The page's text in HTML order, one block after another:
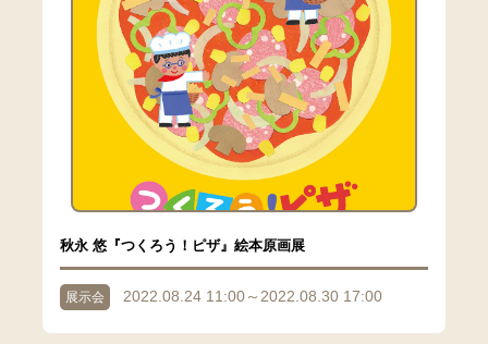
秋永 悠『つくろう！ピザ』絵本原画展
展示会 2022.08.24 11:00～2022.08.30 17:00